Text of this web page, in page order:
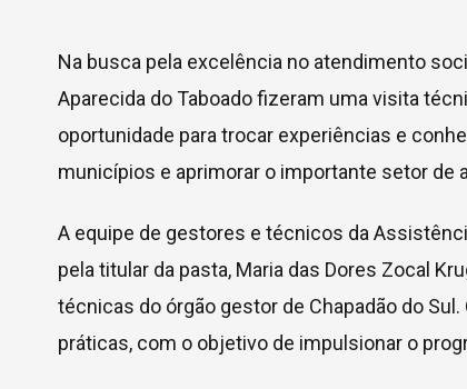
Na busca pela excelência no atendimento
Aparecida do Taboado fizeram uma visita
oportunidade para trocar experiências e
municípios e aprimorar o importante setor de
A equipe de gestores e técnicos da
pela titular da pasta, Maria das Dores Zocal
técnicas do órgão gestor de Chapadão do
práticas, com o objetivo de impulsionar o